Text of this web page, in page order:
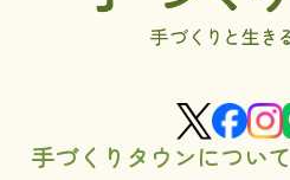
手づくりタウンについて